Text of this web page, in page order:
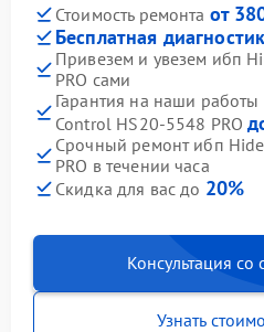
Стоимость ремонта от
Бесплатная
Привезем и увезем ибп
PRO сами
Гарантия на наши
Control HS20-5548 PRO
Срочный ремонт ибп
PRO в течении часа
Скидка для вас до 20%
Консультация со
Узнать